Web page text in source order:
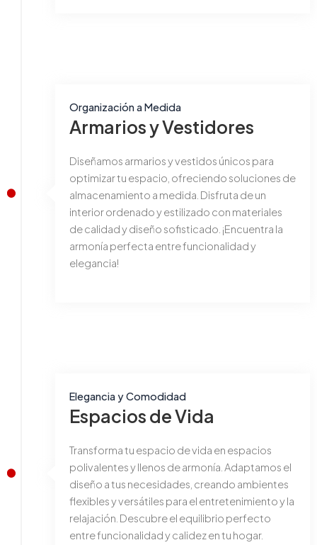
Organización a Medida
Armarios y Vestidores
Diseñamos armarios y vestidos únicos para
optimizar tu espacio, ofreciendo soluciones de
almacenamiento a medida. Disfruta de un
interior ordenado y estilizado con materiales
de calidad y diseño sofisticado. ¡Encuentra la
armonía perfecta entre funcionalidad y
elegancia!
Elegancia y Comodidad
Espacios de Vida
Transforma tu espacio de vida en espacios
polivalentes y llenos de armonía. Adaptamos el
diseño a tus necesidades, creando ambientes
flexibles y versátiles para el entretenimiento y la
relajación. Descubre el equilibrio perfecto
entre funcionalidad y calidez en tu hogar.